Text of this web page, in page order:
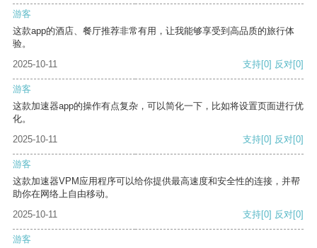
游客
这款app的酒店、餐厅推荐非常有用，让我能够享受到高品质的旅行体
验。
2025-10-11
支持[0] 反对[0]
游客
这款加速器app的操作有点复杂，可以简化一下，比如将设置页面进行优
化。
2025-10-11
支持[0] 反对[0]
游客
这款加速器VPM应用程序可以给你提供最高速度和安全性的连接，并帮
助你在网络上自由移动。
2025-10-11
支持[0] 反对[0]
游客